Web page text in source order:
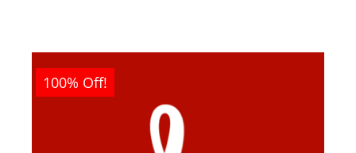
500CFA.
100% Off!